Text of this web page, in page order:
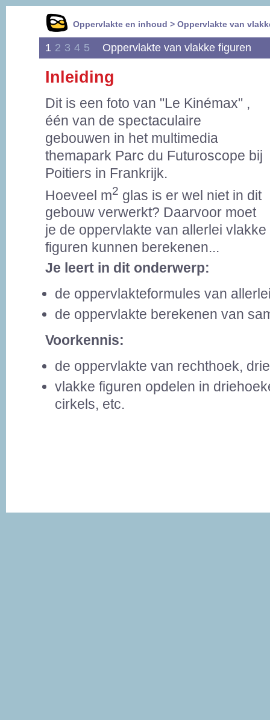
Oppervlakte en inhoud > Oppervlakte van
1 2 3 4 5 Oppervlakte van vlakke figuren
Inleiding
Dit is een foto van "Le Kinémax" ,
één van de spectaculaire
gebouwen in het multimedia
themapark Parc du Futuroscope bij
Poitiers in Frankrijk.
Hoeveel m2 glas is er wel niet in dit
gebouw verwerkt? Daarvoor moet
je de oppervlakte van allerlei vlakke
figuren kunnen berekenen...
Je leert in dit onderwerp:
de oppervlakteformules van
de oppervlakte berekenen van
Voorkennis:
de oppervlakte van rechthoek,
vlakke figuren opdelen in
cirkels, etc.